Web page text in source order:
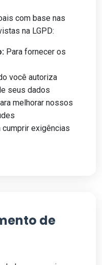
com base nas
na LGPD:
Para fornecer os
você autoriza
seus dados
melhorar nossos
cumprir exigências
de